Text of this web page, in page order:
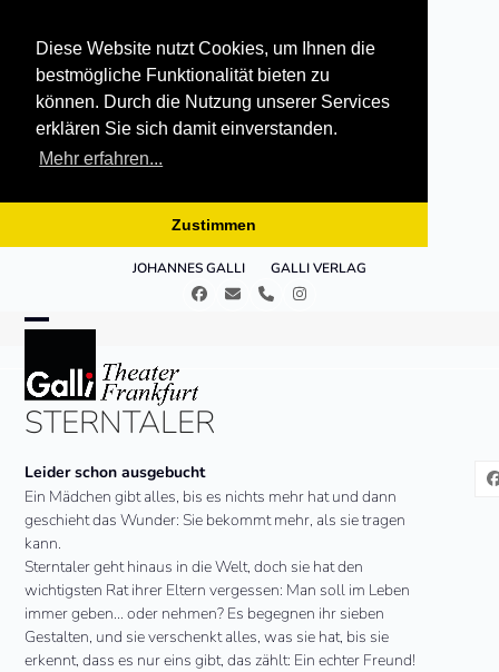
Diese Website nutzt Cookies, um Ihnen die
bestmögliche Funktionalität bieten zu
können. Durch die Nutzung unserer Services
erklären Sie sich damit einverstanden.
Mehr erfahren...
Zustimmen
JOHANNES GALLI GALLI VERLAG
Facebook
E- TelefonInstagram
mobile
menu
mobile
menu
STERNTALER
Leider schon ausgebucht
Ein Mädchen gibt alles, bis es nichts mehr hat und dann
geschieht das Wunder: Sie bekommt mehr, als sie tragen
kann.
Sterntaler geht hinaus in die Welt, doch sie hat den
wichtigsten Rat ihrer Eltern vergessen: Man soll im Leben
immer geben… oder nehmen? Es begegnen ihr sieben
Gestalten, und sie verschenkt alles, was sie hat, bis sie
erkennt, dass es nur eins gibt, das zählt: Ein echter Freund!